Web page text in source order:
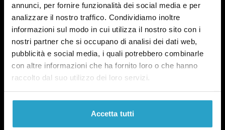
annunci, per fornire funzionalità dei social media e per
analizzare il nostro traffico. Condividiamo inoltre
informazioni sul modo in cui utilizza il nostro sito con i
nostri partner che si occupano di analisi dei dati web,
pubblicità e social media, i quali potrebbero combinarle
con altre informazioni che ha fornito loro o che hanno
raccolto dal suo utilizzo dei loro servizi.
Accetta tutti
NEWSLETTER
POLITICA DI UN CERTO GENERE
OGNI MARTEDÌ
In questa newsletter proviamo a capire perché le
questioni di genere sono anche una questione
politica.Qui un esempio.